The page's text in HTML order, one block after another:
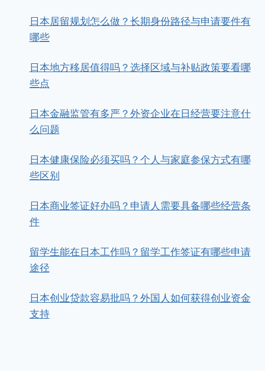
日本居留规划怎么做？长期身份路径与申请要件有
哪些
日本地方移居值得吗？选择区域与补贴政策要看哪
些点
日本金融监管有多严？外资企业在日经营要注意什
么问题
日本健康保险必须买吗？个人与家庭参保方式有哪
些区别
日本商业签证好办吗？申请人需要具备哪些经营条
件
留学生能在日本工作吗？留学工作签证有哪些申请
途径
日本创业贷款容易批吗？外国人如何获得创业资金
支持